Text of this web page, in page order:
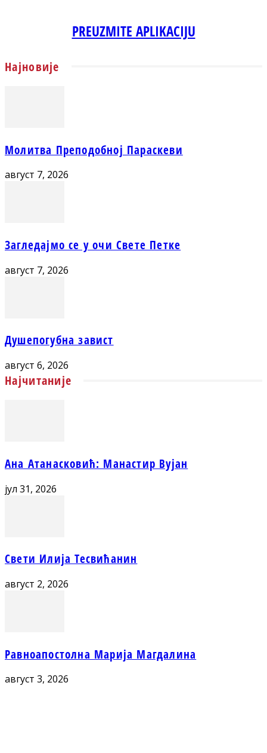
PREUZMITE APLIKACIJU
Најновије
Молитва Преподобној Параскеви
август 7, 2026
Загледајмо се у очи Свете Петке
август 7, 2026
Душепогубна завист
август 6, 2026
Најчитаније
Ана Атанасковић: Манастир Вујан
јул 31, 2026
Свети Илија Тесвићанин
август 2, 2026
Равноапостолна Марија Магдалина
август 3, 2026